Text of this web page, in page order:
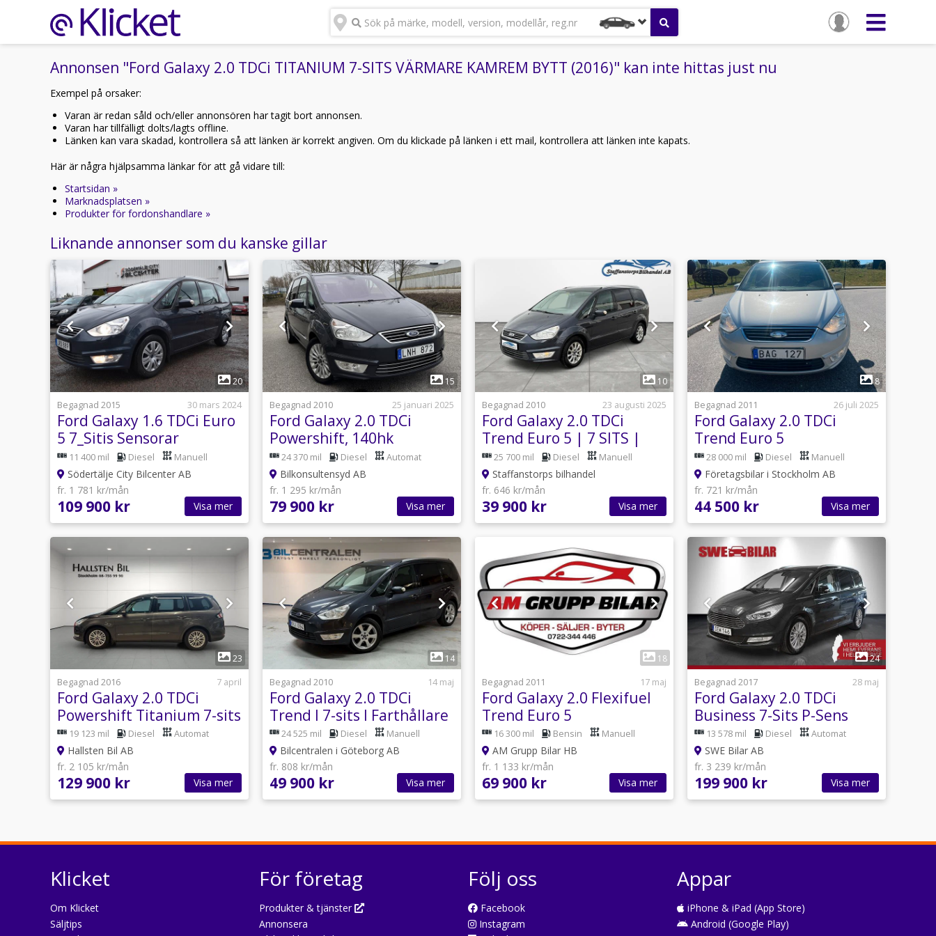
Sök på märke, modell, version, modellår, reg.nr
Annonsen "Ford Galaxy 2.0 TDCi TITANIUM 7-SITS VÄRMARE KAMREM BYTT (2016)" kan inte hittas just nu
Exempel på orsaker:
Varan är redan såld och/eller annonsören har tagit bort annonsen.
Varan har tillfälligt dolts/lagts offline.
Länken kan vara skadad, kontrollera så att länken är korrekt angiven. Om du klickade på länken i ett mail, kontrollera att länken inte kapats.
Här är några hjälpsamma länkar för att gå vidare till:
Startsidan »
Marknadsplatsen »
Produkter för fordonshandlare »
Liknande annonser som du kanske gillar
20
Begagnad 2015
30 mars 2024
Ford Galaxy 1.6 TDCi Euro
5 7_Sitis Sensorar
11 400 mil Diesel Manuell
Södertälje City Bilcenter AB
fr. 1 781 kr/mån
109 900 kr Visa mer
1
15
Begagnad 2010
25 januari 2025
Ford Galaxy 2.0 TDCi
Powershift, 140hk
Titanium Edition
24 370 mil Diesel Automat
Bilkonsultensyd AB
fr. 1 295 kr/mån
79 900 kr Visa mer
1
10
Begagnad 2010
23 augusti 2025
Ford Galaxy 2.0 TDCi
Trend Euro 5 | 7 SITS |
NYBES
25 700 mil Diesel Manuell
Staffanstorps bilhandel
fr. 646 kr/mån
39 900 kr Visa mer
1
8
Begagnad 2011
26 juli 2025
Ford Galaxy 2.0 TDCi
Trend Euro 5
28 000 mil Diesel Manuell
Företagsbilar i Stockholm AB
fr. 721 kr/mån
44 500 kr Visa mer
1
23
Begagnad 2016
7 april
Ford Galaxy 2.0 TDCi
Powershift Titanium 7-sits
Värmare Svensksåld
19 123 mil Diesel Automat
Hallsten Bil AB
fr. 2 105 kr/mån
129 900 kr Visa mer
1
14
Begagnad 2010
14 maj
Ford Galaxy 2.0 TDCi
Trend I 7-sits I Farthållare
I 116hk I
24 525 mil Diesel Manuell
Bilcentralen i Göteborg AB
fr. 808 kr/mån
49 900 kr Visa mer
1
18
Begagnad 2011
17 maj
Ford Galaxy 2.0 Flexifuel
Trend Euro 5
16 300 mil Bensin Manuell
AM Grupp Bilar HB
fr. 1 133 kr/mån
69 900 kr Visa mer
1
24
Begagnad 2017
28 maj
Ford Galaxy 2.0 TDCi
Business 7-Sits P-Sens
Pano D-värm Carplay
13 578 mil Diesel Automat
SWE Bilar AB
fr. 3 239 kr/mån
199 900 kr Visa mer
Klicket
Om Klicket
Säljtips
För företag
Produkter & tjänster
Annonsera
Följ oss
Facebook
Instagram
Appar
iPhone & iPad (App Store)
Android (Google Play)